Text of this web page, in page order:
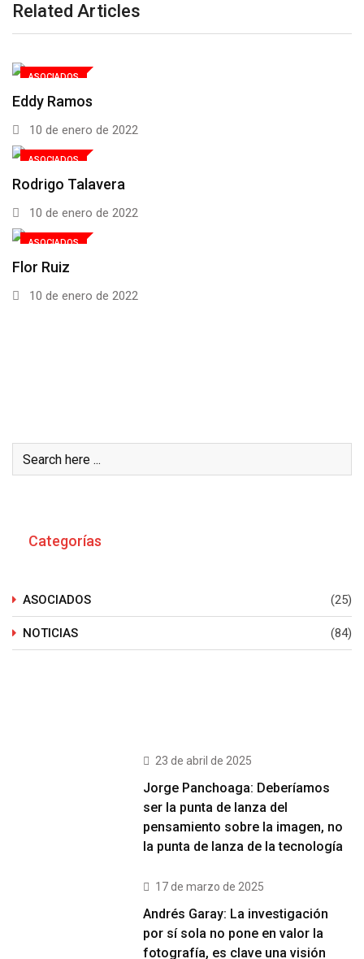
Related Articles
ASOCIADOS
Eddy Ramos
10 de enero de 2022
ASOCIADOS
Rodrigo Talavera
10 de enero de 2022
ASOCIADOS
Flor Ruiz
10 de enero de 2022
Categorías
ASOCIADOS (25)
NOTICIAS (84)
23 de abril de 2025
Jorge Panchoaga: Deberíamos
ser la punta de lanza del
pensamiento sobre la imagen, no
la punta de lanza de la tecnología
17 de marzo de 2025
Andrés Garay: La investigación
por sí sola no pone en valor la
fotografía, es clave una visión